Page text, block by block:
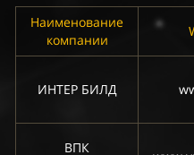
Наименование
компании
ИНТЕР БИЛД
ВПК